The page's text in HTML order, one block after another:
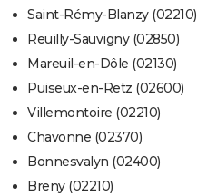
Saint-Rémy-Blanzy (02210)
Reuilly-Sauvigny (02850)
Mareuil-en-Dôle (02130)
Puiseux-en-Retz (02600)
Villemontoire (02210)
Chavonne (02370)
Bonnesvalyn (02400)
Breny (02210)